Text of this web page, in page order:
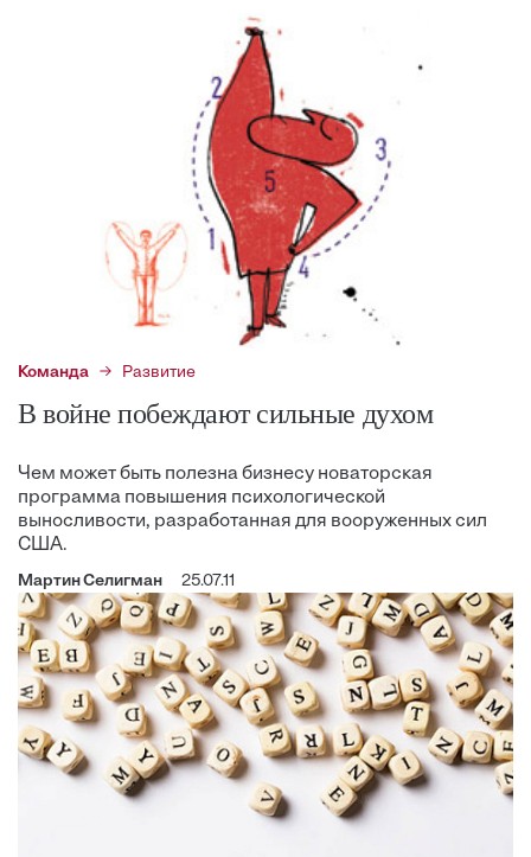
Команда Развитие
В войне побеждают сильные духом
Чем может быть полезна бизнесу новаторская
программа повышения психологической
выносливости, разработанная для вооруженных сил
США.
Мартин Селигман 25.07.11